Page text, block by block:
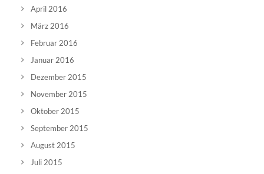
April 2016
März 2016
Februar 2016
Januar 2016
Dezember 2015
November 2015
Oktober 2015
September 2015
August 2015
Juli 2015